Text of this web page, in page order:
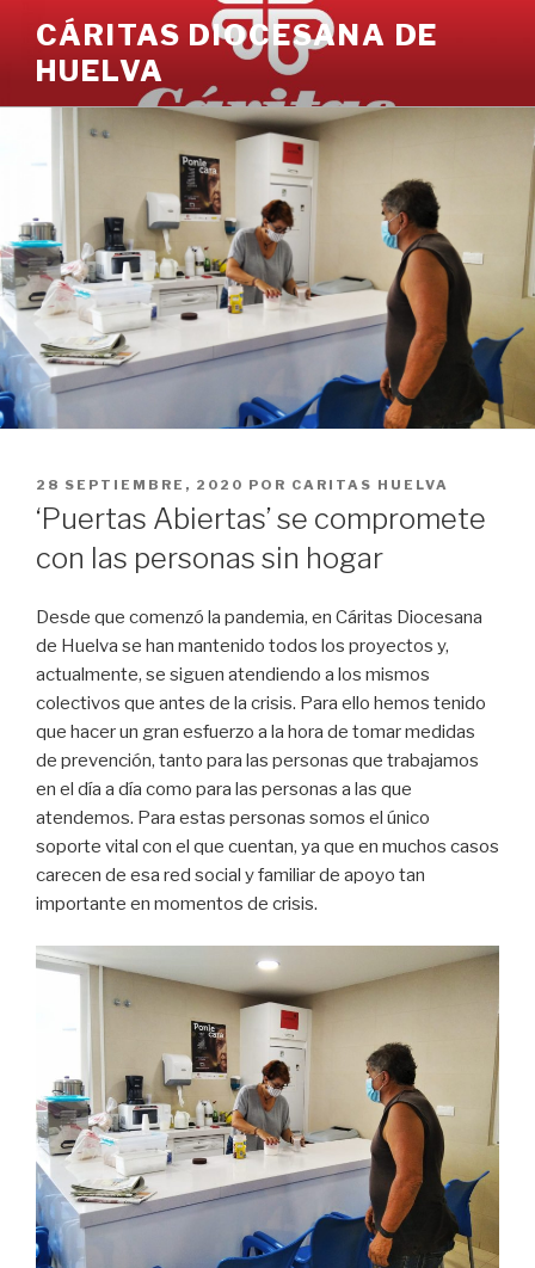
contenido
CÁRITAS DIOCESANA DE
HUELVA
PUBLICADO
EN
28 SEPTIEMBRE, 2020 POR CARITAS HUELVA
‘Puertas Abiertas’ se compromete
con las personas sin hogar
Desde que comenzó la pandemia, en Cáritas Diocesana
de Huelva se han mantenido todos los proyectos y,
actualmente, se siguen atendiendo a los mismos
colectivos que antes de la crisis. Para ello hemos tenido
que hacer un gran esfuerzo a la hora de tomar medidas
de prevención, tanto para las personas que trabajamos
en el día a día como para las personas a las que
atendemos. Para estas personas somos el único
soporte vital con el que cuentan, ya que en muchos casos
carecen de esa red social y familiar de apoyo tan
importante en momentos de crisis.